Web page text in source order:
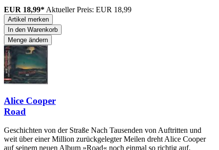
EUR 18,99* Aktueller Preis: EUR 18,99
Artikel merken
In den Warenkorb
Menge ändern
Alice Cooper
Road
Geschichten von der Straße Nach Tausenden von Auftritten und
weit über einer Million zurückgelegter Meilen dreht Alice Cooper
auf seinem neuen Album »Road« noch einmal so richtig auf.